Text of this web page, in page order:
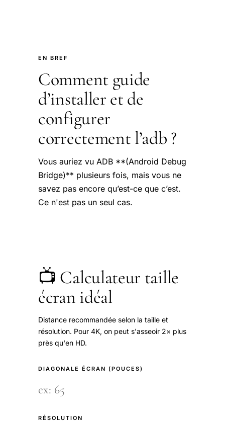
EN BREF
Comment guide
d’installer et de
configurer
correctement l’adb ?
Vous auriez vu ADB **(Android Debug
Bridge)** plusieurs fois, mais vous ne
savez pas encore qu’est-ce que c’est.
Ce n'est pas un seul cas.
📺 Calculateur taille
écran idéal
Distance recommandée selon la taille et
résolution. Pour 4K, on peut s'asseoir 2× plus
près qu'en HD.
DIAGONALE ÉCRAN (POUCES)
RÉSOLUTION